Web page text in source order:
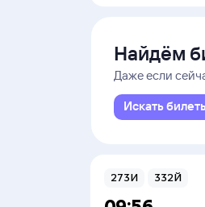
Найдём
Даже если
Искать
273И 332Й